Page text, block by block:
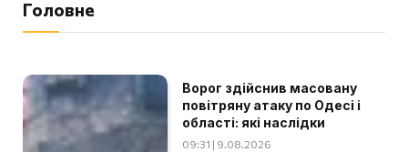
Головне
Ворог здійснив масовану
повітряну атаку по Одесі і
області: які наслідки
09:31 | 9.08.2026